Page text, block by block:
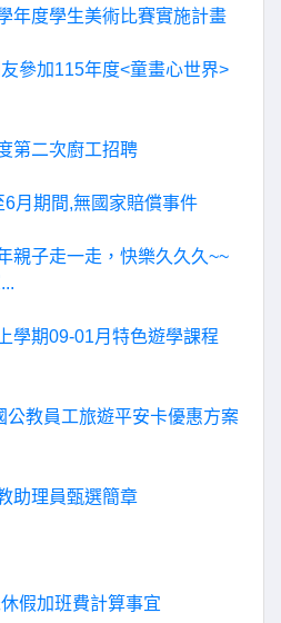
年度學生美術比賽實施計畫
參加115年度<童畫心世界>
第二次廚工招聘
月期間,無國家賠償事件
親子走一走，快樂久久久~~
學期09-01月特色遊學課程
公教員工旅遊平安卡優惠方案
助理員甄選簡章
假加班費計算事宜